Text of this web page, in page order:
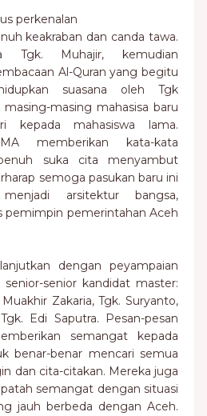
perkenalan
keakraban dan canda tawa.
Tgk. Muhajir, kemudian
Al-Quran yang begitu
suasana oleh Tgk
masing mahasisa baru
kepada mahasiswa lama.
memberikan kata-kata
suka cita menyambut
semoga pasukan baru ini
arsitektur bangsa,
pemimpin pemerintahan Aceh
dengan peyampaian
senior kandidat master:
Zakaria, Tgk. Suryanto,
Edi Saputra. Pesan-pesan
semangat kepada
benar-benar mencari semua
dan cita-citakan. Mereka juga
semangat dengan situasi
jauh berbeda dengan Aceh.